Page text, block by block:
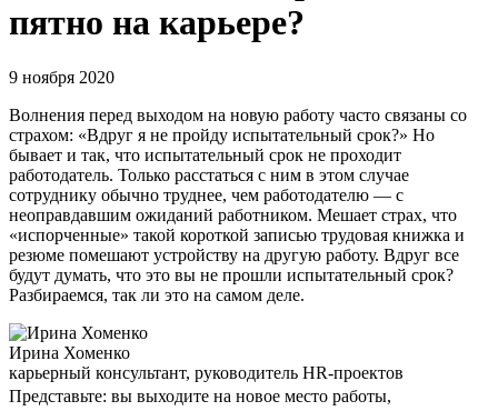
пятно на карьере?
9 ноября 2020
Волнения перед выходом на новую работу часто связаны со
страхом: «Вдруг я не пройду испытательный срок?» Но
бывает и так, что испытательный срок не проходит
работодатель. Только расстаться с ним в этом случае
сотруднику обычно труднее, чем работодателю — с
неоправдавшим ожиданий работником. Мешает страх, что
«испорченные» такой короткой записью трудовая книжка и
резюме помешают устройству на другую работу. Вдруг все
будут думать, что это вы не прошли испытательный срок?
Разбираемся, так ли это на самом деле.
Ирина Хоменко
карьерный консультант, руководитель HR-проектов
Представьте: вы выходите на новое место работы,